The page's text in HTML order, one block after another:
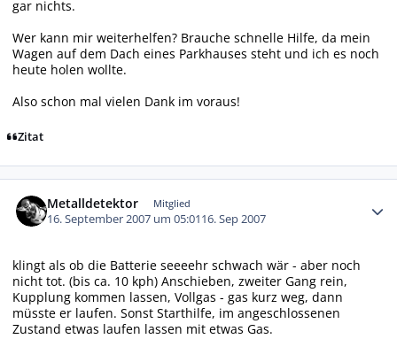
gar nichts.
Wer kann mir weiterhelfen? Brauche schnelle Hilfe, da mein
Wagen auf dem Dach eines Parkhauses steht und ich es noch
heute holen wollte.
Also schon mal vielen Dank im voraus!
Zitat
Metalldetektor Mitglied
16. September 2007 um 05:0116. Sep 2007
klingt als ob die Batterie seeeehr schwach wär - aber noch
nicht tot. (bis ca. 10 kph) Anschieben, zweiter Gang rein,
Kupplung kommen lassen, Vollgas - gas kurz weg, dann
müsste er laufen. Sonst Starthilfe, im angeschlossenen
Zustand etwas laufen lassen mit etwas Gas.